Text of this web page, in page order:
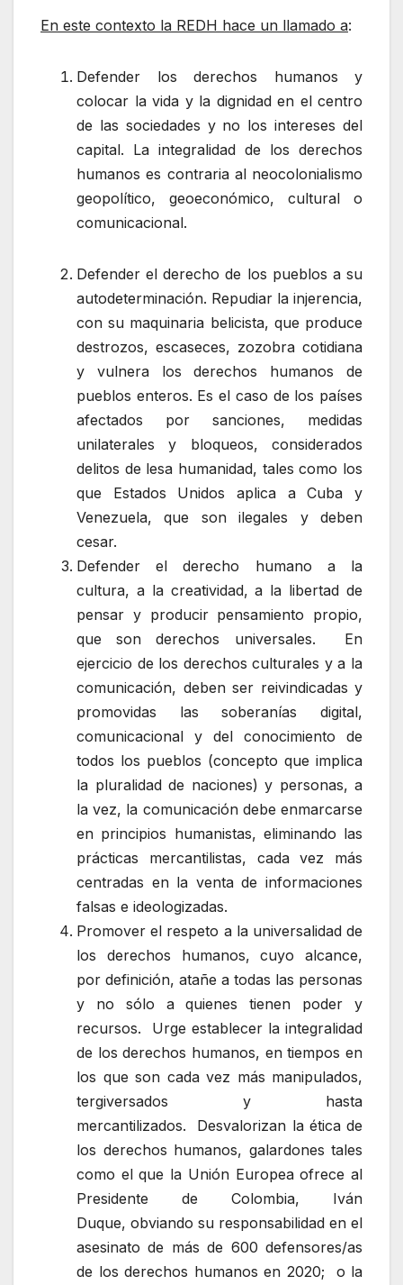
En este contexto la REDH hace un llamado a:
Defender los derechos humanos y
colocar la vida y la dignidad en el centro
de las sociedades y no los intereses del
capital. La integralidad de los derechos
humanos es contraria al neocolonialismo
geopolítico, geoeconómico, cultural o
comunicacional.
Defender el derecho de los pueblos a su
autodeterminación. Repudiar la injerencia,
con su maquinaria belicista, que produce
destrozos, escaseces, zozobra cotidiana
y vulnera los derechos humanos de
pueblos enteros. Es el caso de los países
afectados por sanciones, medidas
unilaterales y bloqueos, considerados
delitos de lesa humanidad, tales como los
que Estados Unidos aplica a Cuba y
Venezuela, que son ilegales y deben
cesar.
Defender el derecho humano a la
cultura, a la creatividad, a la libertad de
pensar y producir pensamiento propio,
que son derechos universales. En
ejercicio de los derechos culturales y a la
comunicación, deben ser reivindicadas y
promovidas las soberanías digital,
comunicacional y del conocimiento de
todos los pueblos (concepto que implica
la pluralidad de naciones) y personas, a
la vez, la comunicación debe enmarcarse
en principios humanistas, eliminando las
prácticas mercantilistas, cada vez más
centradas en la venta de informaciones
falsas e ideologizadas.
Promover el respeto a la universalidad de
los derechos humanos, cuyo alcance,
por definición, atañe a todas las personas
y no sólo a quienes tienen poder y
recursos. Urge establecer la integralidad
de los derechos humanos, en tiempos en
los que son cada vez más manipulados,
tergiversados y hasta
mercantilizados. Desvalorizan la ética de
los derechos humanos, galardones tales
como el que la Unión Europea ofrece al
Presidente de Colombia, Iván
Duque, obviando su responsabilidad en el
asesinato de más de 600 defensores/as
de los derechos humanos en 2020; o la